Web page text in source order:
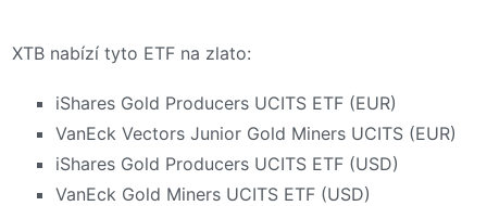
XTB nabízí tyto ETF na zlato:
iShares Gold Producers UCITS ETF (EUR)
VanEck Vectors Junior Gold Miners UCITS (EUR)
iShares Gold Producers UCITS ETF (USD)
VanEck Gold Miners UCITS ETF (USD)